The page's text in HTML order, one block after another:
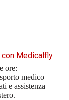
con Medicalfly
ore:
medico
e assistenza